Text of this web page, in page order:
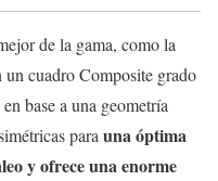
de la gama, como la
un cuadro Composite grado
base a una geometría
para una óptima
y ofrece una enorme